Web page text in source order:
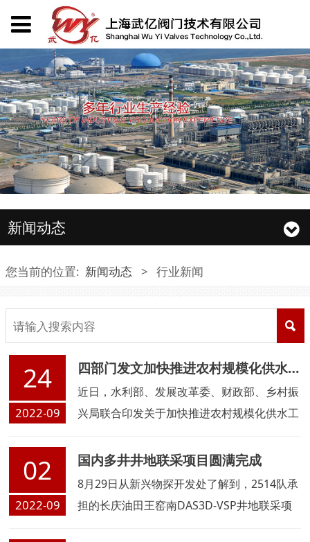
新闻动态
您当前的位置: 新闻动态 > 行业新闻
24
2022-09
四部门发文加快推进农村规模化供水工程建设
近日，水利部、发展改革委、财政部、乡村振
兴局联合印发关于加快推进农村规模化供水工
02
2022-09
国内多井井地联采项目圆满完成
8月29日从新兴物探开发处了解到，2514队承
担的长庆油田王窑南DAS3D-VSP井地联采项